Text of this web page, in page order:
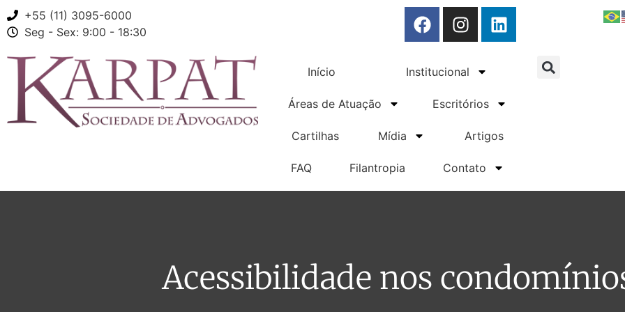
+55 (11) 3095-6000
Seg - Sex: 9:00 - 18:30
Início Institucional
Áreas de Atuação Escritórios
Cartilhas Mídia Artigos
FAQ Filantropia Contato
Acessibilidade nos